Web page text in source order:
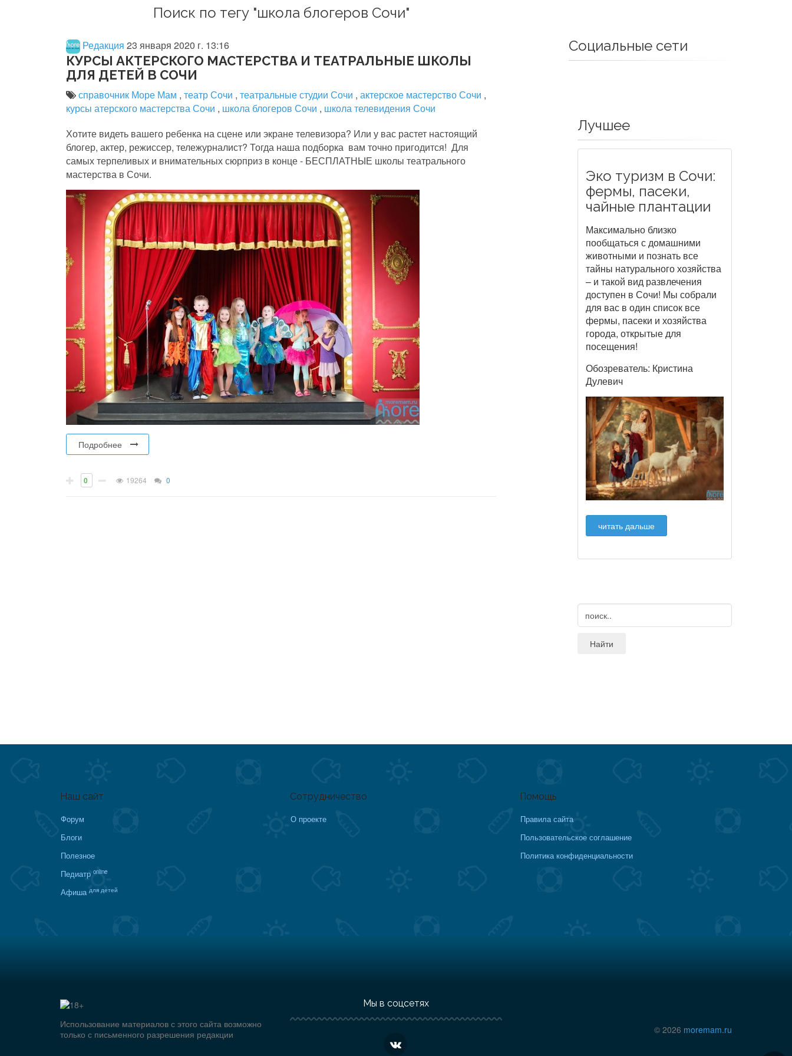
Поиск по тегу "школа блогеров Сочи"
Редакция 23 января 2020 г. 13:16
КУРСЫ АКТЕРСКОГО МАСТЕРСТВА И ТЕАТРАЛЬНЫЕ ШКОЛЫ
ДЛЯ ДЕТЕЙ В СОЧИ
справочник Море Мам , театр Сочи , театральные студии Сочи , актерское мастерство Сочи ,
курсы атерского мастерства Сочи , школа блогеров Сочи , школа телевидения Сочи
Хотите видеть вашего ребенка на сцене или экране телевизора? Или у вас растет настоящий
блогер, актер, режиссер, тележурналист? Тогда наша подборка вам точно пригодится! Для
самых терпеливых и внимательных сюрприз в конце - БЕСПЛАТНЫЕ школы театрального
мастерства в Сочи.
Подробнее
0 19264 0
Социальные сети
Лучшее
Эко туризм в Сочи:
фермы, пасеки,
чайные плантации
Максимально близко
пообщаться с домашними
животными и познать все
тайны натурального хозяйства
– и такой вид развлечения
доступен в Сочи! Мы собрали
для вас в один список все
фермы, пасеки и хозяйства
города, открытые для
посещения!
Обозреватель: Кристина
Дулевич
читать дальше
Наш сайт
Форум
Блоги
Полезное
Педиатр online
Афиша для детей
Сотрудничество
О проекте
Помощь
Правила сайта
Пользовательское соглашение
Политика конфиденциальности
Использование материалов с этого сайта возможно
только с письменного разрешения редакции
Мы в соцсетях
© 2026 moremam.ru